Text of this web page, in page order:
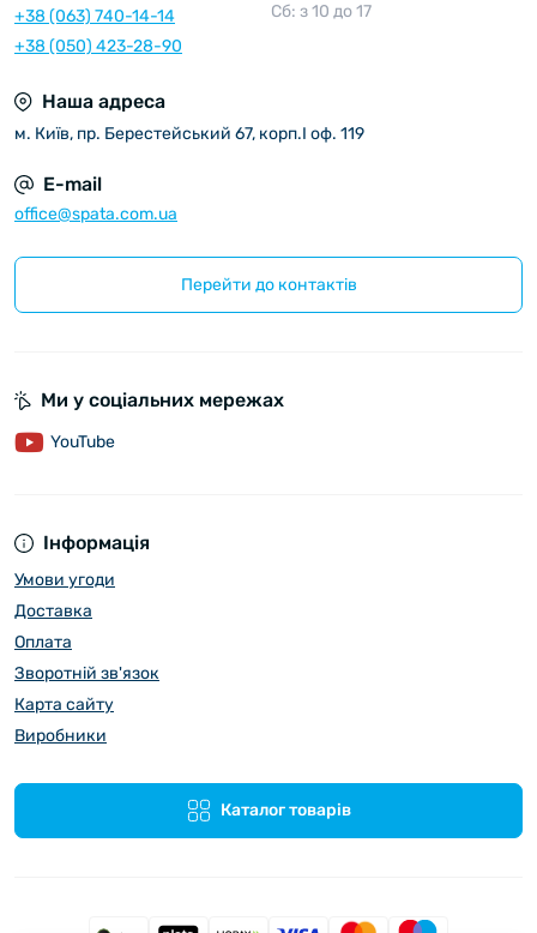
+38 (063) 740-14-14
+38 (050) 423-28-90
Сб: з 10 до 17
Наша адреса
м. Київ, пр. Берестейський 67, корп.I оф. 119
E-mail
office@spata.com.ua
Перейти до контактів
Інформація
Умови угоди
Доставка
Оплата
Зворотній зв'язок
Карта сайту
Виробники
Каталог товарів
Ми у соціальних мережах
YouTube